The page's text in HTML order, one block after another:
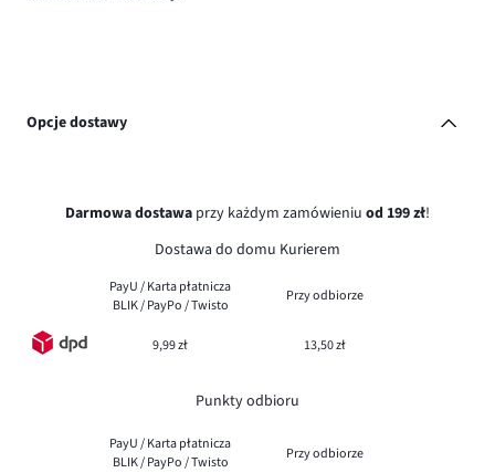
Opcje dostawy
Darmowa dostawa przy każdym zamówieniu od 199 zł!
Dostawa do domu Kurierem
PayU / Karta płatnicza
BLIK / PayPo / Twisto
Przy odbiorze
9,99 zł 13,50 zł
Punkty odbioru
PayU / Karta płatnicza
BLIK / PayPo / Twisto
Przy odbiorze